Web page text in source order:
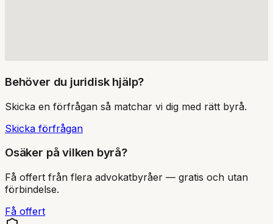
Behöver du juridisk hjälp?
Skicka en förfrågan så matchar vi dig med rätt byrå.
Skicka förfrågan
Osäker på vilken byrå?
Få offert från flera advokatbyråer — gratis och utan
förbindelse.
Få offert